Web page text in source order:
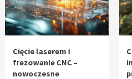
5
Tworzenie aplikacji
powstają
Cięcie laserem i
frezowanie CNC –
nowoczesne